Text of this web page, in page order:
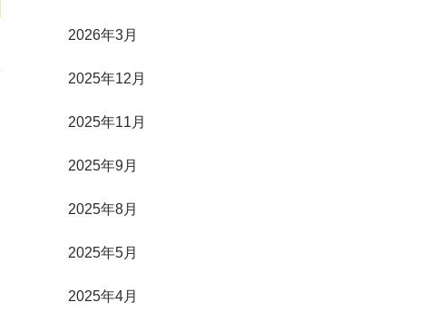
2026年3月
2025年12月
2025年11月
2025年9月
2025年8月
2025年5月
2025年4月